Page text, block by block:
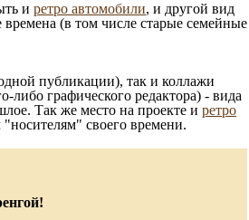
и ретро автомобили, и другой вид
(в том числе старые семейные
публикации), так и коллажи
графического редактора) - вида
Так же место на проекте и ретро
своего времени.